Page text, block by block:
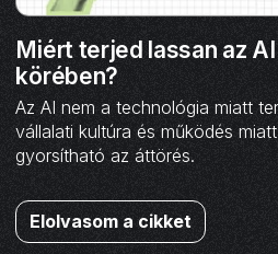
Miért terjed lassan az
körében?
Az AI nem a technológia miatt
vállalati kultúra és működés
gyorsítható az áttörés.
Elolvasom a cikket